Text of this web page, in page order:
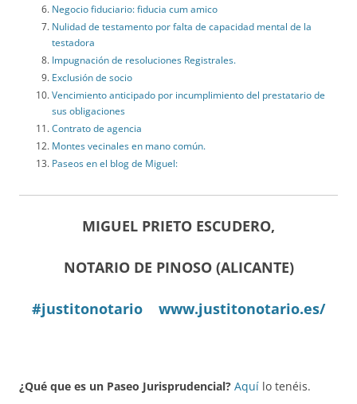
Negocio fiduciario: fiducia cum amico
Nulidad de testamento por falta de capacidad mental de la
testadora
Impugnación de resoluciones Registrales.
Exclusión de socio
Vencimiento anticipado por incumplimiento del prestatario de
sus obligaciones
Contrato de agencia
Montes vecinales en mano común.
Paseos en el blog de Miguel:
MIGUEL PRIETO ESCUDERO,
NOTARIO DE PINOSO (ALICANTE)
#justitonotario www.justitonotario.es/
¿Qué que es un Paseo Jurisprudencial? Aquí lo tenéis.